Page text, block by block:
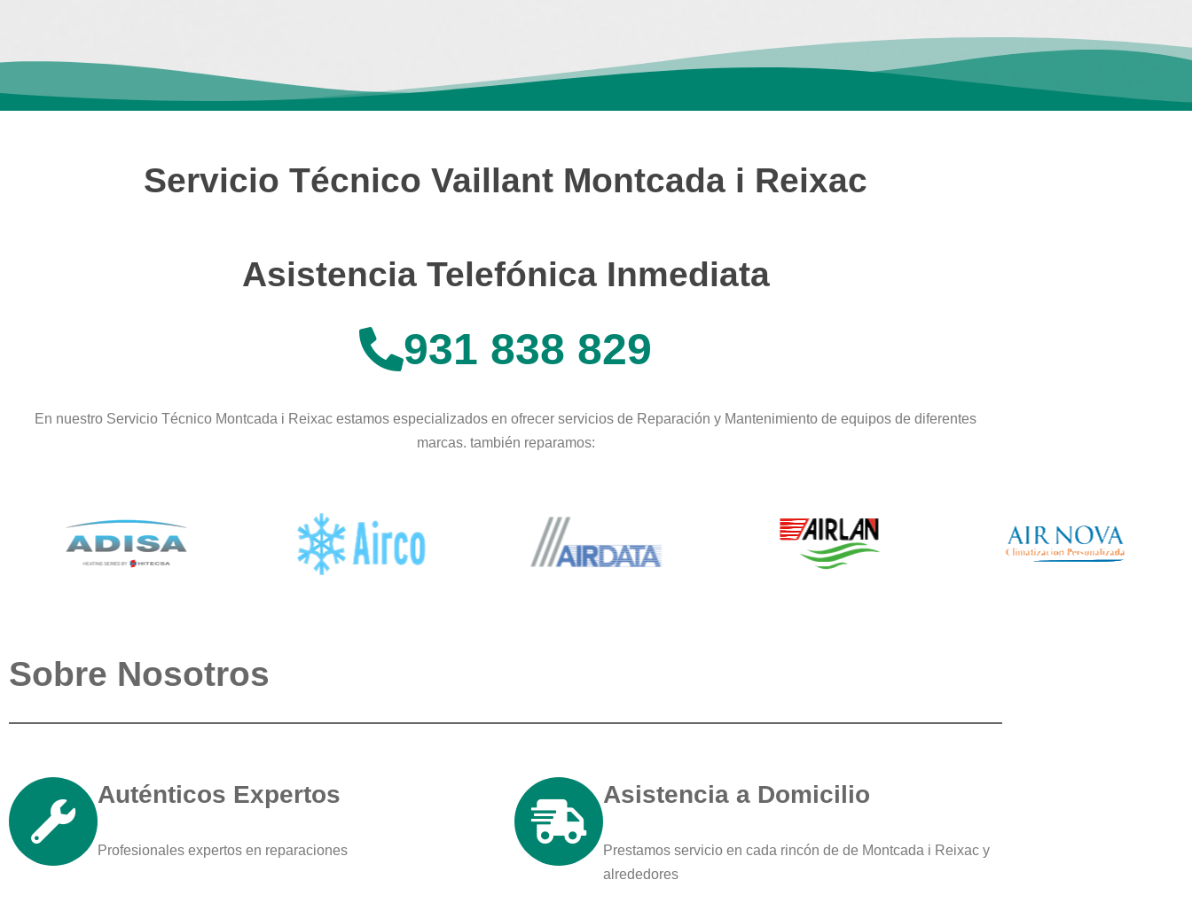
Servicio Técnico Vaillant Montcada i Reixac
Asistencia Telefónica Inmediata
931 838 829
En nuestro Servicio Técnico Montcada i Reixac estamos especializados en ofrecer servicios de Reparación y Mantenimiento de equipos de diferentes
marcas. también reparamos:
Sobre Nosotros
Auténticos Expertos
Profesionales expertos en reparaciones
Asistencia a Domicilio
Prestamos servicio en cada rincón de de Montcada i Reixac y
alrededores